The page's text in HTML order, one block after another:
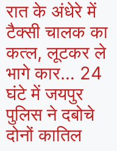
रात के अंधेरे में
टैक्सी चालक का
कत्ल, लूटकर ले
भागे कार… 24
घंटे में जयपुर
पुलिस ने दबोचे
दोनों कातिल